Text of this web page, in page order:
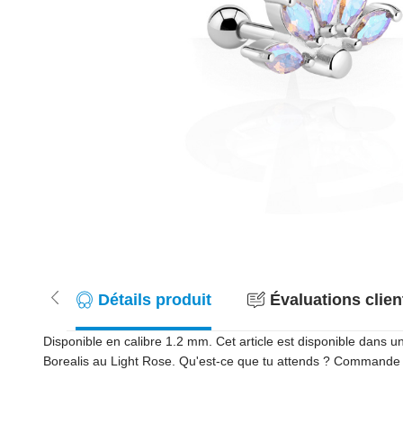
Détails produit Évaluations
Disponible en calibre 1.2 mm. Cet article est disponible dans
Borealis au Light Rose. Qu'est-ce que tu attends ?